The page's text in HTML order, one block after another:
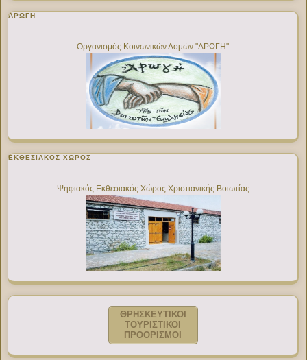
ΑΡΩΓΗ
Οργανισμός Κοινωνικών Δομών "ΑΡΩΓΗ"
ΕΚΘΕΣΙΑΚΌΣ ΧΏΡΟΣ
Ψηφιακός Εκθεσιακός Χώρος Χριστιανικής Βοιωτίας
ΘΡΗΣΚΕΥΤΙΚΟΙ
ΤΟΥΡΙΣΤΙΚΟΙ
ΠΡΟΟΡΙΣΜΟΙ